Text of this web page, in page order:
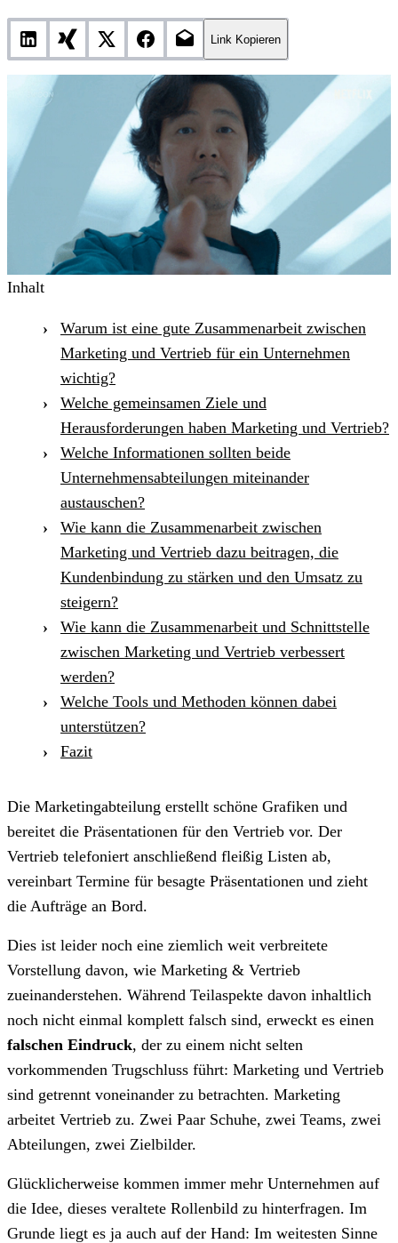
Link Kopieren
Inhalt
Warum ist eine gute Zusammenarbeit zwischen
Marketing und Vertrieb für ein Unternehmen
wichtig?
Welche gemeinsamen Ziele und
Herausforderungen haben Marketing und Vertrieb?
Welche Informationen sollten beide
Unternehmensabteilungen miteinander
austauschen?
Wie kann die Zusammenarbeit zwischen
Marketing und Vertrieb dazu beitragen, die
Kundenbindung zu stärken und den Umsatz zu
steigern?
Wie kann die Zusammenarbeit und Schnittstelle
zwischen Marketing und Vertrieb verbessert
werden?
Welche Tools und Methoden können dabei
unterstützen?
Fazit
Die Marketingabteilung erstellt schöne Grafiken und
bereitet die Präsentationen für den Vertrieb vor. Der
Vertrieb telefoniert anschließend fleißig Listen ab,
vereinbart Termine für besagte Präsentationen und zieht
die Aufträge an Bord.
Dies ist leider noch eine ziemlich weit verbreitete
Vorstellung davon, wie Marketing & Vertrieb
zueinanderstehen. Während Teilaspekte davon inhaltlich
noch nicht einmal komplett falsch sind, erweckt es einen
falschen Eindruck, der zu einem nicht selten
vorkommenden Trugschluss führt: Marketing und Vertrieb
sind getrennt voneinander zu betrachten. Marketing
arbeitet Vertrieb zu. Zwei Paar Schuhe, zwei Teams, zwei
Abteilungen, zwei Zielbilder.
Glücklicherweise kommen immer mehr Unternehmen auf
die Idee, dieses veraltete Rollenbild zu hinterfragen. Im
Grunde liegt es ja auch auf der Hand: Im weitesten Sinne